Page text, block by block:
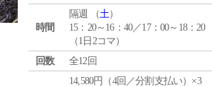
時間
隔週 （土）
15：20～16：40／17：00～18：20
（1日2コマ）
回数
全12回
14,580円（4回／分割支払い）×3